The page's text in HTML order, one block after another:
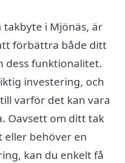
i Mjönäs, är
förbättra både ditt
dess funktionalitet.
investering, och
varför det kan vara
Oavsett om ditt tak
eller behöver en
kan du enkelt få